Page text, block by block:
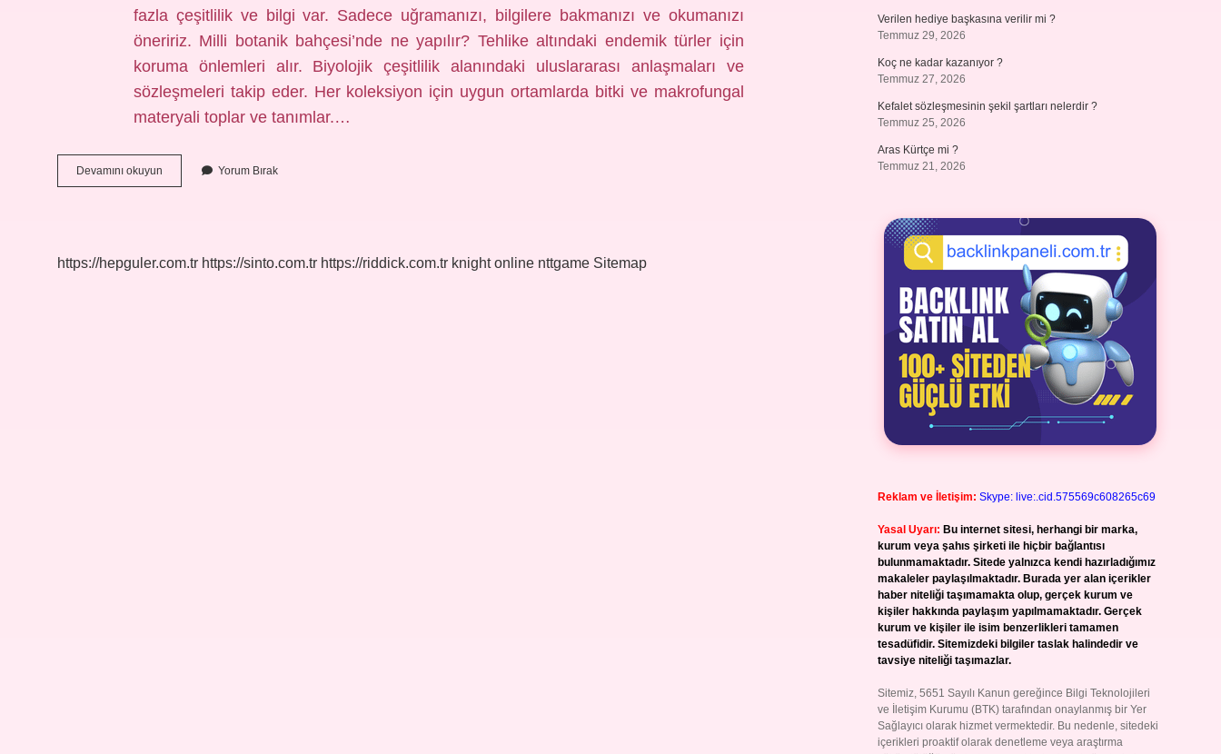
fazla çeşitlilik ve bilgi var. Sadece uğramanızı, bilgilere bakmanızı ve okumanızı
öneririz. Milli botanik bahçesi’nde ne yapılır? Tehlike altındaki endemik türler için
koruma önlemleri alır. Biyolojik çeşitlilik alanındaki uluslararası anlaşmaları ve
sözleşmeleri takip eder. Her koleksiyon için uygun ortamlarda bitki ve makrofungal
materyali toplar ve tanımlar.…
Devamını okuyun
Botanik
Yorum Bırak
https://hepguler.com.tr https://sinto.com.tr https://riddick.com.tr knight online nttgame Sitemap
Verilen hediye başkasına verilir mi ?
Temmuz 29, 2026
Koç ne kadar kazanıyor ?
Temmuz 27, 2026
Kefalet sözleşmesinin şekil şartları nelerdir ?
Temmuz 25, 2026
Aras Kürtçe mi ?
Temmuz 21, 2026
Reklam ve İletişim: Skype: live:.cid.575569c608265c69
Yasal Uyarı: Bu internet sitesi, herhangi bir marka,
kurum veya şahıs şirketi ile hiçbir bağlantısı
bulunmamaktadır. Sitede yalnızca kendi hazırladığımız
makaleler paylaşılmaktadır. Burada yer alan içerikler
haber niteliği taşımamakta olup, gerçek kurum ve
kişiler hakkında paylaşım yapılmamaktadır. Gerçek
kurum ve kişiler ile isim benzerlikleri tamamen
tesadüfidir. Sitemizdeki bilgiler taslak halindedir ve
tavsiye niteliği taşımazlar.
Sitemiz, 5651 Sayılı Kanun gereğince Bilgi Teknolojileri
ve İletişim Kurumu (BTK) tarafından onaylanmış bir Yer
Sağlayıcı olarak hizmet vermektedir. Bu nedenle, sitedeki
içerikleri proaktif olarak denetleme veya araştırma